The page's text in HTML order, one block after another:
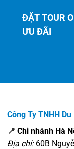
ĐẶT TOUR
ƯU ĐÃI
Công Ty TNHH
📍 Chi nhánh Hà
Địa chỉ:60B